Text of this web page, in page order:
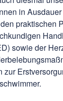
in
praktischen
sowie der